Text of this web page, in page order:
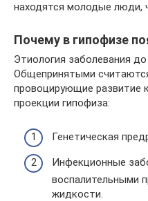
находятся молодые люди,
Почему в гипофизе
Этиология заболевания
Общепринятыми
провоцирующие развитие
проекции гипофиза:
Генетическая
Инфекционные
воспалительными
жидкости.